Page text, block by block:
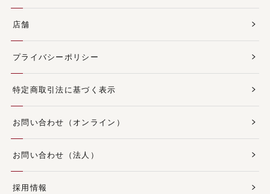
店舗
プライバシーポリシー
特定商取引法に基づく表示
お問い合わせ（オンライン）
お問い合わせ（法人）
採用情報